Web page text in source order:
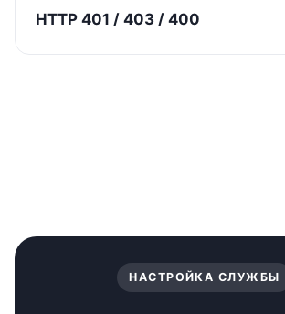
HTTP 401 / 403 / 400
НАСТРОЙКА СЛУЖБЫ